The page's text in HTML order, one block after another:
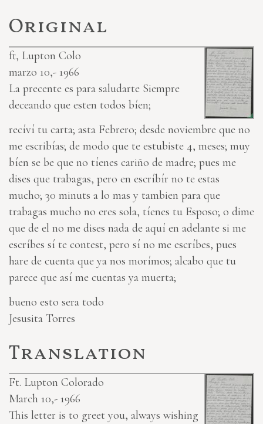
Original
ft, Lupton Colo
marzo 10,- 1966
La precente es para saludarte Siempre
deceando que esten todos bíen;
recíví tu carta; asta Febrero; desde noviembre que no
me escribías; de modo que te estubiste 4, meses; muy
bíen se be que no tíenes cariño de madre; pues me
dises que trabagas, pero en escríbír no te estas
mucho; 30 minuts a lo mas y tambien para que
trabagas mucho no eres sola, tíenes tu Esposo; o dime
que de el no me dises nada de aquí en adelante si me
escríbes sí te contest, pero sí no me escríbes, pues
hare de cuenta que ya nos morímos; alcabo que tu
parece que así me cuentas ya muerta;
bueno esto sera todo
Jesusita Torres
Translation
Ft. Lupton Colorado
March 10,- 1966
This letter is to greet you, always wishing